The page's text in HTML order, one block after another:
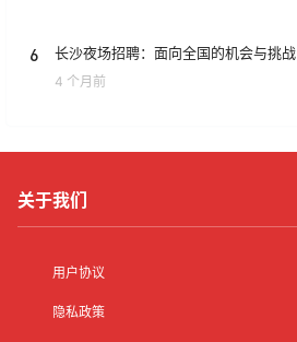
6 长沙夜场招聘：面向全国的机会与挑战
4 个月前
关于我们
用户协议
隐私政策